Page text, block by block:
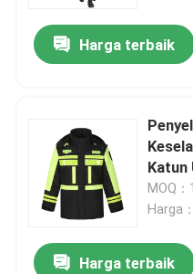
Harga terbaik
Katun
Kering
MOQ
Harga
Harga terbaik